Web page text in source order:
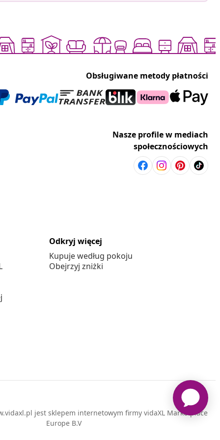
Obsługiwane metody płatności
Nasze profile w mediach
społecznościowych
Odkryj więcej
Kupuje według pokoju
Obejrzyj zniżki
jest sklepem internetowym firmy vidaXL Marketplace
Europe B.V